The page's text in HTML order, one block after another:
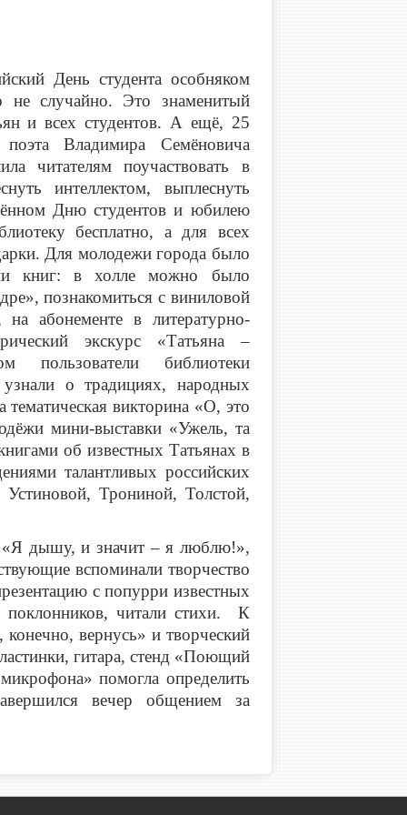
День студента особняком
не случайно. Это знаменитый
и всех студентов. А ещё, 25
Владимира Семёновича
читателям поучаствовать в
интеллектом, выплеснуть
Дню студентов и юбилею
бесплатно, а для всех
Для молодежи города было
книг: в холле можно было
познакомиться с виниловой
абонементе в литературно-
экскурс «Татьяна –
пользователи библиотеки
о традициях, народных
викторина «О, это
мини-выставки «Ужель, та
об известных Татьянах в
талантливых российских
Трониной, Толстой,
«Я дышу, и значит – я люблю!»,
вспоминали творчество
с попурри известных
читали стихи. К
вернусь» и творческий
гитара, стенд «Поющий
помогла определить
вечер общением за